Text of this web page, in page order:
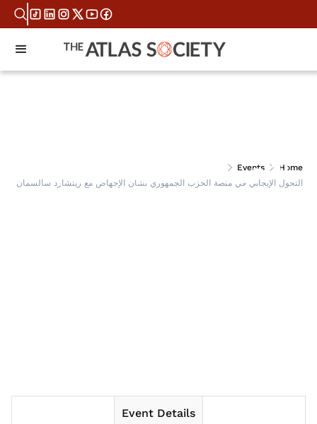
Home
Events
التحول الإيجابي في منصة الحزب الجمهوري بشأن الإجهاض مع ريتشارد سالسمان
التحول الإيجابي في منصة
الحزب الجمهوري بشأن
Event Details